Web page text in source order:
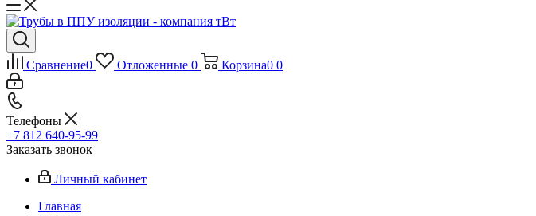
Сравнение0 Отложенные 0 Корзина0 0
Телефоны
+7 812 640-95-99
Заказать звонок
Личный кабинет
Главная